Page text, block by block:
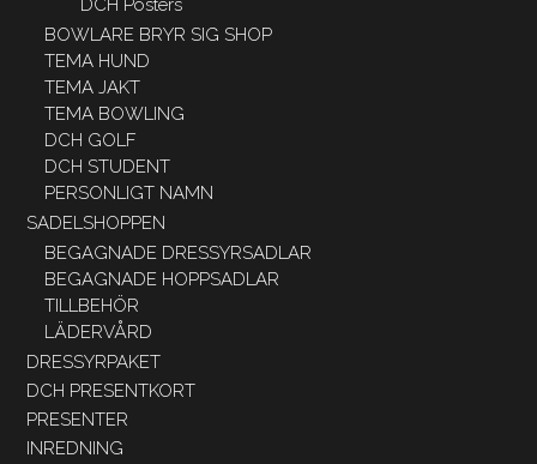
DCH Posters
BOWLARE BRYR SIG SHOP
TEMA HUND
TEMA JAKT
TEMA BOWLING
DCH GOLF
DCH STUDENT
PERSONLIGT NAMN
SADELSHOPPEN
BEGAGNADE DRESSYRSADLAR
BEGAGNADE HOPPSADLAR
TILLBEHÖR
LÄDERVÅRD
DRESSYRPAKET
DCH PRESENTKORT
PRESENTER
INREDNING